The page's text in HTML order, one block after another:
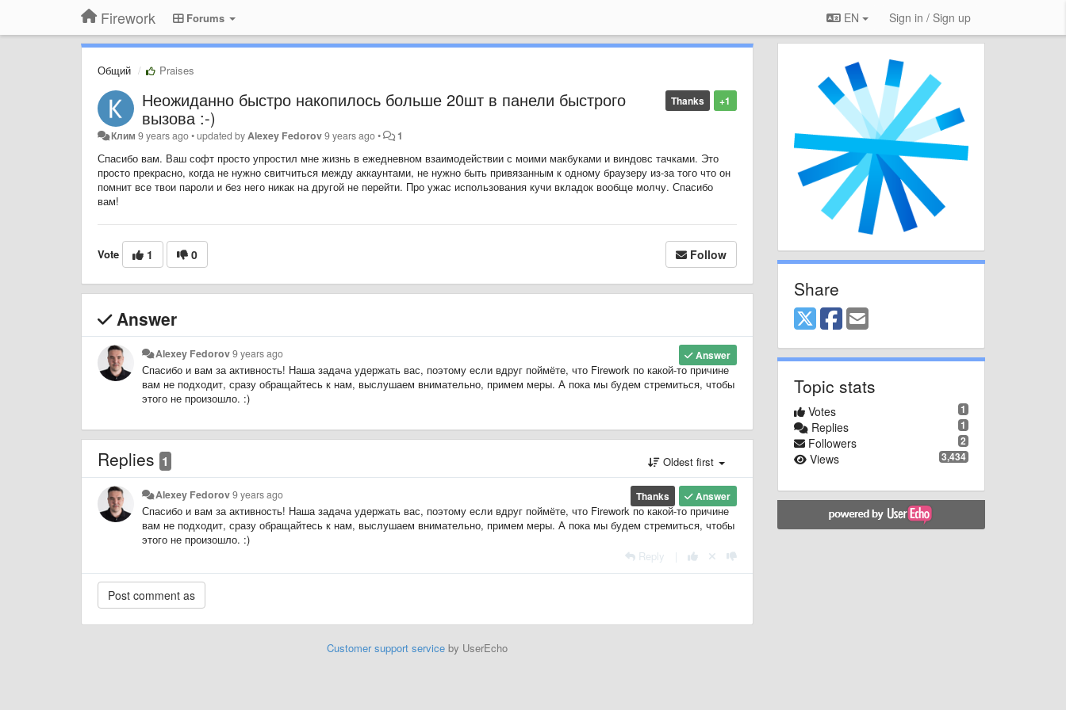
Firework Forums EN Sign in / Sign up
Общий Praises
+1
Thanks
Неожиданно быстро накопилось больше 20шт в панели быстрого
вызова :-)
Клим 9 years ago•updated byAlexey Fedorov9 years ago• 1
Спасибо вам. Ваш софт просто упростил мне жизнь в ежедневном взаимодействии с моими макбуками и виндовс тачками. Это
просто прекрасно, когда не нужно свитчиться между аккаунтами, не нужно быть привязанным к одному браузеру из-за того что он
помнит все твои пароли и без него никак на другой не перейти. Про ужас использования кучи вкладок вообще молчу. Спасибо
вам!
Vote 1 0 Follow
Answer
Answer
Alexey Fedorov9 years ago
Спасибо и вам за активность! Наша задача удержать вас, поэтому если вдруг поймёте, что Firework по какой-то причине
вам не подходит, сразу обращайтесь к нам, выслушаем внимательно, примем меры. А пока мы будем стремиться, чтобы
этого не произошло. :)
Replies 1 Oldest first
Answer
Thanks
Alexey Fedorov9 years ago
Спасибо и вам за активность! Наша задача удержать вас, поэтому если вдруг поймёте, что Firework по какой-то причине
вам не подходит, сразу обращайтесь к нам, выслушаем внимательно, примем меры. А пока мы будем стремиться, чтобы
этого не произошло. :)
Reply
Customer support serviceby UserEcho
Share
Topic stats
1
Votes
1
Replies
2
Followers
3,434
Views